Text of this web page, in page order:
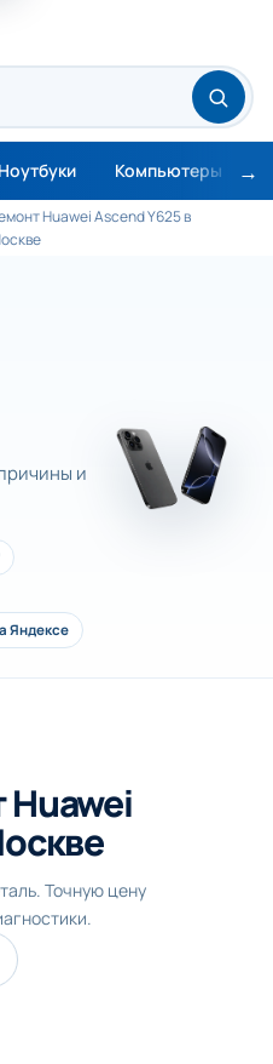
Ноутбуки Компьютеры
Huawei Ascend Y625 в
и
Яндексе
Точную цену